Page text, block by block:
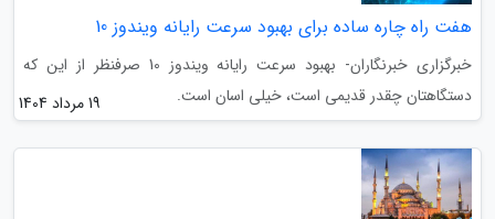
هفت راه چاره ساده برای بهبود سرعت رایانه ویندوز 10
خبرگزاری خبرنگاران- بهبود سرعت رایانه ویندوز 10 صرفنظر از این که
دستگاهتان چقدر قدیمی است، خیلی اسان است.
19 مرداد 1404